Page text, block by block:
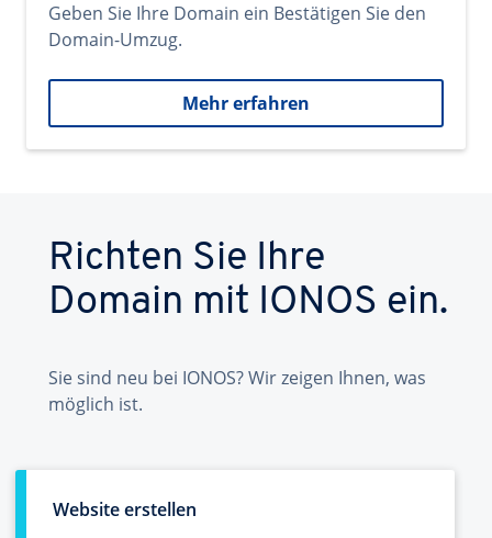
Geben Sie Ihre Domain ein Bestätigen Sie den
Domain-Umzug.
Mehr erfahren
Richten Sie Ihre
Domain mit IONOS ein.
Sie sind neu bei IONOS? Wir zeigen Ihnen, was
möglich ist.
Website erstellen